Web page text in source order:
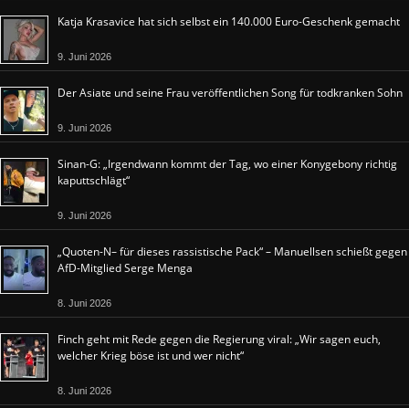
Katja Krasavice hat sich selbst ein 140.000 Euro-Geschenk gemacht
9. Juni 2026
Der Asiate und seine Frau veröffentlichen Song für todkranken Sohn
9. Juni 2026
Sinan-G: „Irgendwann kommt der Tag, wo einer Konygebony richtig
kaputtschlägt“
9. Juni 2026
„Quoten-N– für dieses rassistische Pack“ – Manuellsen schießt gegen
AfD-Mitglied Serge Menga
8. Juni 2026
Finch geht mit Rede gegen die Regierung viral: „Wir sagen euch,
welcher Krieg böse ist und wer nicht“
8. Juni 2026